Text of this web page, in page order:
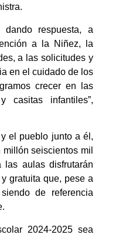
dando respuesta, a
a la Niñez, la
a las solicitudes y
en el cuidado de los
crecer en las
casitas infantiles”,
el pueblo junto a él,
seiscientos mil
las aulas disfrutarán
gratuita que, pese a
de referencia
2024-2025 sea